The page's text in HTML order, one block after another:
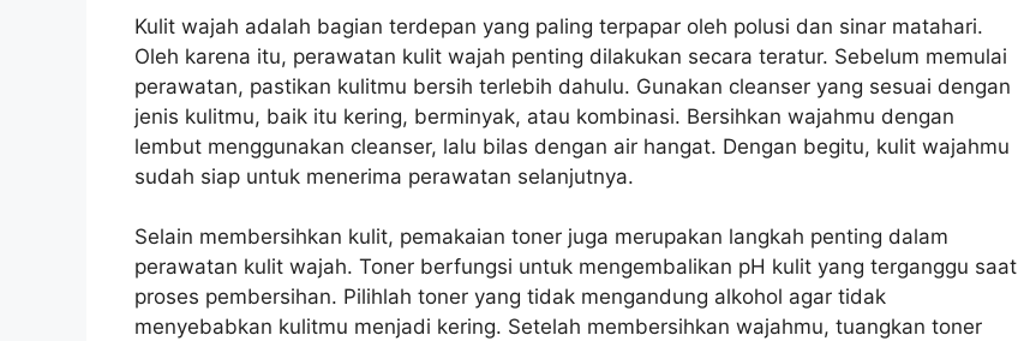
Kulit wajah adalah bagian terdepan yang paling terpapar oleh polusi dan sinar matahari.
Oleh karena itu, perawatan kulit wajah penting dilakukan secara teratur. Sebelum memulai
perawatan, pastikan kulitmu bersih terlebih dahulu. Gunakan cleanser yang sesuai dengan
jenis kulitmu, baik itu kering, berminyak, atau kombinasi. Bersihkan wajahmu dengan
lembut menggunakan cleanser, lalu bilas dengan air hangat. Dengan begitu, kulit wajahmu
sudah siap untuk menerima perawatan selanjutnya.
Selain membersihkan kulit, pemakaian toner juga merupakan langkah penting dalam
perawatan kulit wajah. Toner berfungsi untuk mengembalikan pH kulit yang terganggu saat
proses pembersihan. Pilihlah toner yang tidak mengandung alkohol agar tidak
menyebabkan kulitmu menjadi kering. Setelah membersihkan wajahmu, tuangkan toner